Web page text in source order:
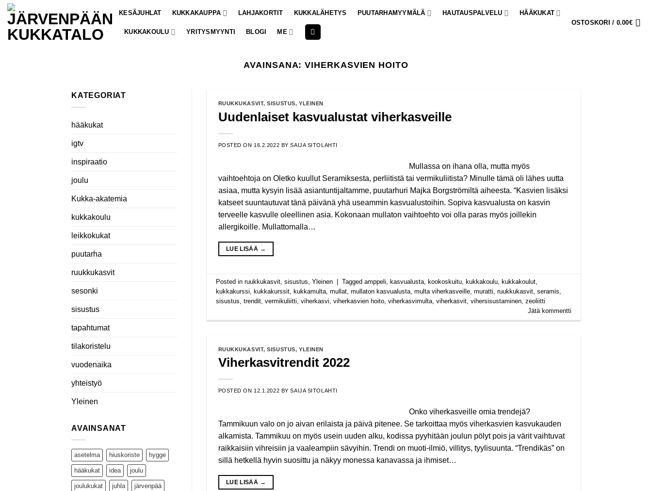
Skip
content
KESÄJUHLAT KUKKAKAUPPA LAHJAKORTIT KUKKALÄHETYS PUUTARHAMYYMÄLÄ HAUTAUSPALVELU HÄÄKUKAT
KUKKAKOULU YRITYSMYYNTI BLOGI ME
OSTOSKORI / 0.00€
AVAINSANA:VIHERKASVIEN HOITO
KATEGORIAT
hääkukat
igtv
inspiraatio
joulu
Kukka-akatemia
kukkakoulu
leikkokukat
puutarha
ruukkukasvit
sesonki
sisustus
tapahtumat
tilakoristelu
vuodenaika
yhteistyö
Yleinen
AVAINSANAT
asetelma hiuskoriste hygge
hääkukat idea joulu
joulukukat juhla järvenpää
RUUKKUKASVIT,SISUSTUS, YLEINEN
Uudenlaiset kasvualustat viherkasveille
POSTED ON 16.2.2022 BYSAIJA SITOLAHTI
Mullassa on ihana olla, mutta myös
vaihtoehtoja on Oletko kuullut Seramiksesta, perliitistä tai vermikuliitista? Minulle tämä oli lähes uutta
asiaa, mutta kysyin lisää asiantuntijaltamme, puutarhuri Majka Borgströmiltä aiheesta. “Kasvien lisäksi
katseet suuntautuvat tänä päivänä yhä useammin kasvualustoihin. Sopiva kasvualusta on kasvin
terveelle kasvulle oleellinen asia. Kokonaan mullaton vaihtoehto voi olla paras myös joillekin
allergikoille. Mullattomalla…
LUE LISÄÄ →
Posted in ruukkukasvit, sisustus, Yleinen Tagged amppeli, kasvualusta, kookoskuitu, kukkakoulu, kukkakoulut,
kukkakurssi, kukkakurssit, kukkamulta, mullat, mullaton kasvualusta, multa viherkasveille, muratti, ruukkukasvit, seramis,
sisustus, trendit, vermikuliitti, viherkasvi, viherkasvien hoito, viherkasvimulta, viherkasvit, vihersisustaminen, zeoliitti
Jätä kommentti
RUUKKUKASVIT,SISUSTUS, YLEINEN
Viherkasvitrendit 2022
POSTED ON12.1.2022 BYSAIJA SITOLAHTI
Onko viherkasveille omia trendejä?
Tammikuun valo on jo aivan erilaista ja päivä pitenee. Se tarkoittaa myös viherkasvien kasvukauden
alkamista. Tammikuu on myös usein uuden alku, kodissa pyyhitään joulun pölyt pois ja värit vaihtuvat
raikkaisiin vihreisiin ja vaaleampiin sävyihin. Trendi on muoti-ilmiö, villitys, tyylisuunta. “Trendikäs” on
sillä hetkellä hyvin suosittu ja näkyy monessa kanavassa ja ihmiset…
LUE LISÄÄ →